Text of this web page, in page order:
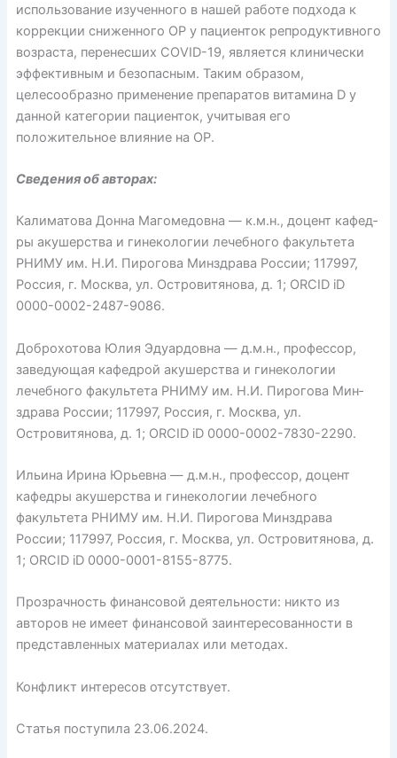
использование изученного в нашей работе подхода к
коррекции сниженного ОР у пациенток репродуктивного
возраста, перенесших COVID-19, является клинически
эффективным и безопасным. Таким образом,
целесообразно применение препаратов витамина D у
данной категории пациенток, учитывая его
положительное влияние на ОР.
Сведения об авторах:
Калиматова Донна Магомедовна — к.м.н., доцент кафед­
ры акушерства и гинекологии лечебного факультета
РНИМУ им. Н.И. Пирогова Мин­здрава России; 117997,
Россия, г. Москва, ул. Островитянова, д. 1; ORCID iD
0000-0002-2487-9086.
Доброхотова Юлия Эдуардовна — д.м.н., профессор,
заведующая кафедрой акушерства и гинекологии
лечебного факультета РНИМУ им. Н.И. Пирогова Мин­
здрава России; 117997, Россия, г. Москва, ул.
Островитянова, д. 1; ORCID iD 0000-0002-7830-2290.
Ильина Ирина Юрьевна — д.м.н., профессор, доцент
кафед­ры акушерства и гинекологии лечебного
факультета РНИМУ им. Н.И. Пирогова Мин­здрава
России; 117997, Россия, г. Москва, ул. Островитянова, д.
1; ORCID iD 0000-0001-8155-8775.
Прозрачность финансовой деятельности: никто из
авторов не имеет финансовой заинтересованности в
представленных материалах или методах.
Конфликт интересов отсутствует.
Статья поступила 23.06.2024.